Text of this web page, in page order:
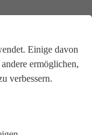
Einige davon
ermöglichen,
verbessern.
in enger